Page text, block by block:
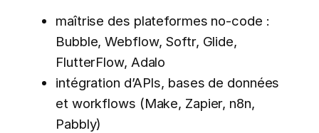
maîtrise des plateformes no-code :
Bubble, Webflow, Softr, Glide,
FlutterFlow, Adalo
intégration d’APIs, bases de données
et workflows (Make, Zapier, n8n,
Pabbly)